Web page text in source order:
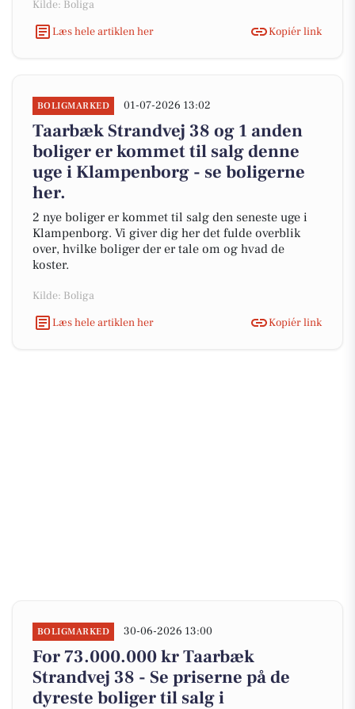
Kilde: Boliga
Læs hele artiklen her
Kopiér link
BOLIGMARKED 01-07-2026 13:02
Taarbæk Strandvej 38 og 1 anden
boliger er kommet til salg denne
uge i Klampenborg - se boligerne
her.
2 nye boliger er kommet til salg den seneste uge i
Klampenborg. Vi giver dig her det fulde overblik
over, hvilke boliger der er tale om og hvad de
koster.
Kilde: Boliga
Læs hele artiklen her
Kopiér link
BOLIGMARKED 30-06-2026 13:00
For 73.000.000 kr Taarbæk
Strandvej 38 - Se priserne på de
dyreste boliger til salg i